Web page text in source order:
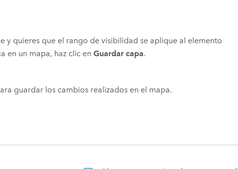
y quieres que el rango de visibilidad se aplique al elemento
en un mapa, haz clic enGuardar capa.
guardar los cambios realizados en el mapa.